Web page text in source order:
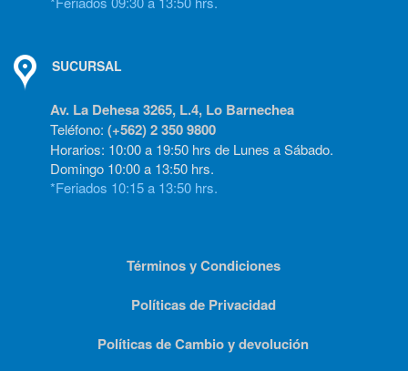
SUCURSAL
Av. La Dehesa 3265, L.4, Lo Barnechea
Teléfono: (+562) 2 350 9800
Horarios: 10:00 a 19:50 hrs de Lunes a Sábado.
Domingo 10:00 a 13:50 hrs.
*Feriados 10:15 a 13:50 hrs.
Términos y Condiciones
Políticas de Privacidad
Políticas de Cambio y devolución